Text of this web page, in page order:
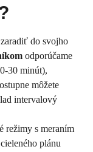
do svojho
odporúčame
30 minút),
môžete
intervalový
režimy s meraním
plánu